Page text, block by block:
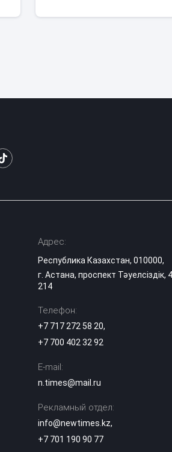
Адрес:
Республика Казахстан, 010000,
г. Астана, проспект Тәуелсіздік,
214
Телефон:
+7 717 272 58 20,
+7 700 402 32 92
E-mail:
n.times@mail.ru
Рекламный отдел:
info@newtimes.kz,
+7 701 190 90 77